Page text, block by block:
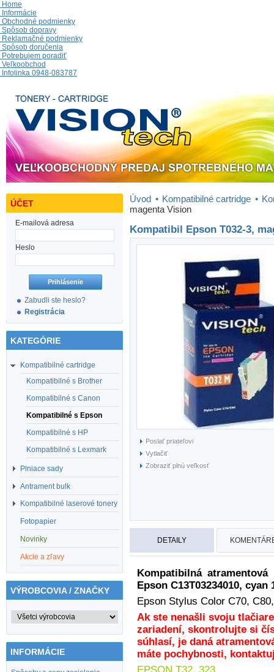
Home
Informácie
Obchodné podmienky
Spôsob dopravy
Reklamačné podmienky
Spôsob doručenia
Potrebujem poradiť
Veľkoobchod
Infolinka 0948-083787
ÚČET
E-mailová adresa
Heslo
Zabudli ste heslo?
Registrácia
KATEGÓRIE
Kompatibilné cartridge
Kompatibilné s Brother
Kompatibilné s Canon
Kompatibilné s Epson
Kompatibilné s HP
Kompatibilné s Lexmark
Plniace sady
Antrament bulk
Kompatibilné laserové tonery
Fotopapier
Novinky
Akcie a zľavy
VÝROBCOVIA / ZNAČKY
INFORMÁCIE
Úvod • Kompatibilné cartridge •
magenta Vision
Kompatibil Epson T032-3,
Poslať priateľovi
Vytlačiť
Zobraziť plnú veľkosť
DETAILY
Kompatibilná
Epson C13T03234010, cyan
Epson Stylus Color C70,
Ak ste nenašli svoju
zariadení, skontrolujte si
súhlasí, je daná
máte pochybnosti,